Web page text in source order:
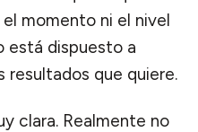
momento ni el nivel
está dispuesto a
resultados que quiere.
clara. Realmente no